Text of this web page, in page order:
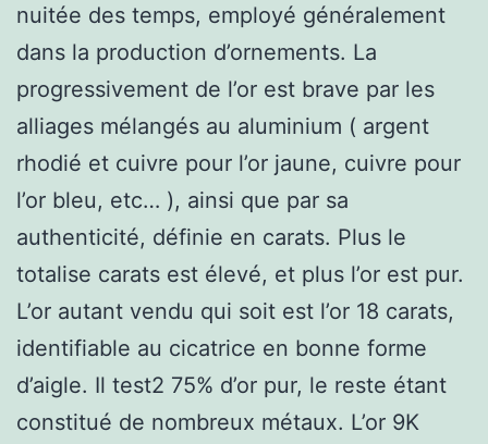
nuitée des temps, employé généralement
dans la production d’ornements. La
progressivement de l’or est brave par les
alliages mélangés au aluminium ( argent
rhodié et cuivre pour l’or jaune, cuivre pour
l’or bleu, etc… ), ainsi que par sa
authenticité, définie en carats. Plus le
totalise carats est élevé, et plus l’or est pur.
L’or autant vendu qui soit est l’or 18 carats,
identifiable au cicatrice en bonne forme
d’aigle. Il test2 75% d’or pur, le reste étant
constitué de nombreux métaux. L’or 9K